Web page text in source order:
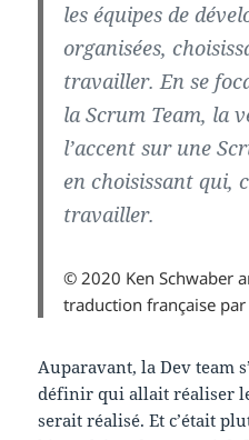
les équipes de
organisées,
travailler. En se
la Scrum Team, la
l’accent sur une
en choisissant qui,
travailler.
© 2020 Ken Schwaber
traduction française par
Auparavant, la Dev team
définir qui allait réaliser
serait réalisé. Et c’était